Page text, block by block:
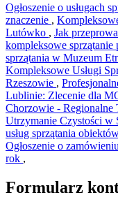
Ogłoszenie o usługach
znaczenie ,
Lutówko , Jak
kompleksowe sprzątanie
sprzątania w Muzeum
Kompleksowe Usługi
Rzeszowie ,
Lublinie: Zlecenie dla
Chorzowie - Regionalne
Utrzymanie Czystości w
usług sprzątania
Ogłoszenie o
rok ,
Formularz